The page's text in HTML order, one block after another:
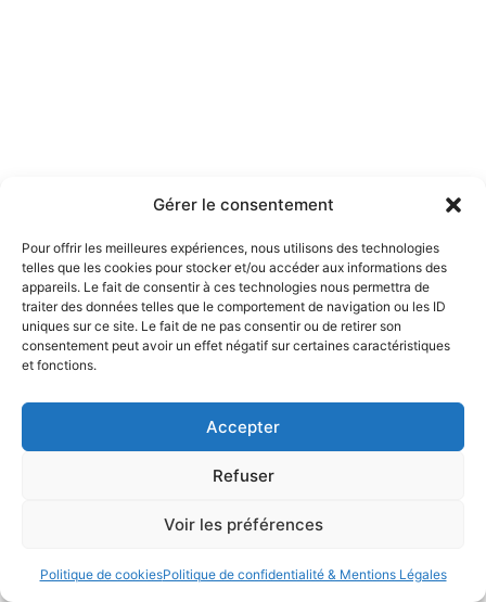
Gérer le consentement
Pour offrir les meilleures expériences, nous utilisons des technologies
telles que les cookies pour stocker et/ou accéder aux informations des
appareils. Le fait de consentir à ces technologies nous permettra de
traiter des données telles que le comportement de navigation ou les ID
uniques sur ce site. Le fait de ne pas consentir ou de retirer son
consentement peut avoir un effet négatif sur certaines caractéristiques
et fonctions.
Accepter
Refuser
Voir les préférences
Politique de cookiesPolitique de confidentialité & Mentions Légales